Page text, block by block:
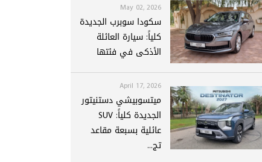
May 02, 2026
سكودا سوبرب الجديدة
كلياً: سيارة العائلة
الأذكى في فئتها
April 17, 2026
ميتسوبيشي دستنيتور
الجديدة كلياً: SUV
عائلية بسبعة مقاعد
تج...